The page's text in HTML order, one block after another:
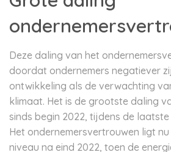
Deze daling van het
doordat ondernemers negatiever
ontwikkeling als de verwachting
klimaat. Het is de grootste daling
sinds begin 2022, tijdens de
Het ondernemersvertrouwen ligt
niveau na eind 2022, toen de